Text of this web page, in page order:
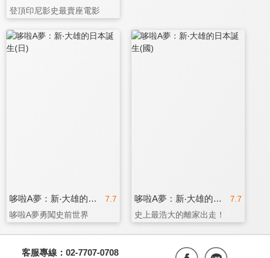
登頂印尼影史最賣座電影
7.7
哆啦A夢：新‧大雄的日本誕生(日)
哆啦A夢勇闖史前世界
7.7
哆啦A夢：新‧大雄的日本誕生(國)
史上最浩大的離家出走！
客服專線：02-7707-0708